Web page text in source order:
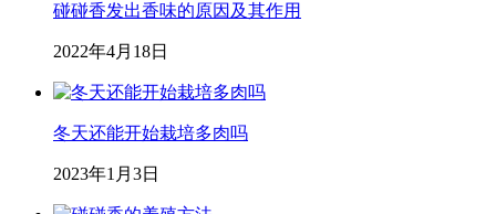
碰碰香发出香味的原因及其作用
2022年4月18日
冬天还能开始栽培多肉吗
2023年1月3日